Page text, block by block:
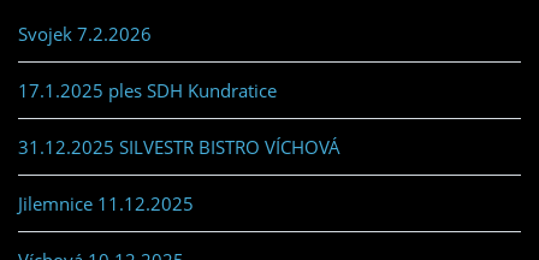
Svojek 7.2.2026
17.1.2025 ples SDH Kundratice
31.12.2025 SILVESTR BISTRO VÍCHOVÁ
Jilemnice 11.12.2025